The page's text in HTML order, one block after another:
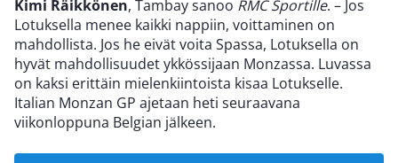
Kimi Räikkönen, Tambay sanoo RMC Sportille. – Jos
Lotuksella menee kaikki nappiin, voittaminen on
mahdollista. Jos he eivät voita Spassa, Lotuksella on
hyvät mahdollisuudet ykkössijaan Monzassa. Luvassa
on kaksi erittäin mielenkiintoista kisaa Lotukselle.
Italian Monzan GP ajetaan heti seuraavana
viikonloppuna Belgian jälkeen.